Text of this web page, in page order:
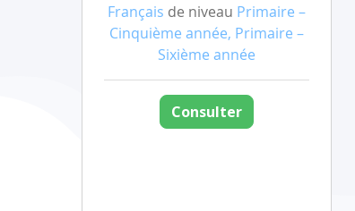
Français de niveau Primaire –
Cinquième année, Primaire –
Sixième année
Consulter